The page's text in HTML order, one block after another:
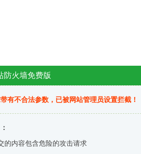
防火墙免费版
有不合法参数，已被网站管理员设置拦截！
的内容包含危险的攻击请求